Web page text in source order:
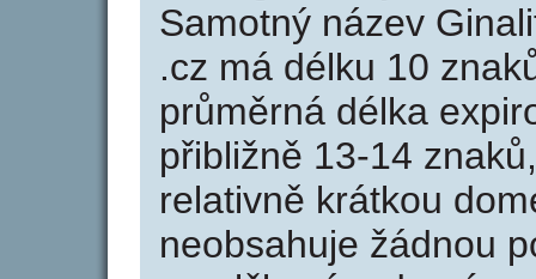
Samotný název
.cz má délku 10
průměrná délka
přibližně 13-14
relativně krátkou
neobsahuje žádnou